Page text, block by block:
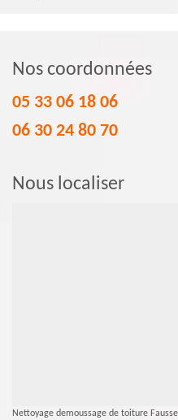
Nos coordonnées
05 33 06 18 06
06 30 24 80 70
Nous localiser
Nettoyage demoussage de toiture